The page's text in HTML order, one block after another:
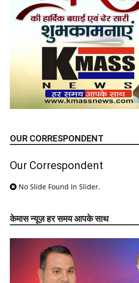
OUR CORRESPONDENT
Our Correspondent
No Slide Found In Slider.
केमास न्यूज़ हर समय आपके साथ